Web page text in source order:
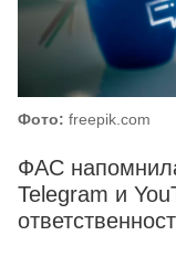
Фото: freepik.com
ФАС
Telegram и